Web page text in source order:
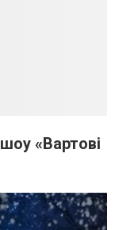
«Вартові